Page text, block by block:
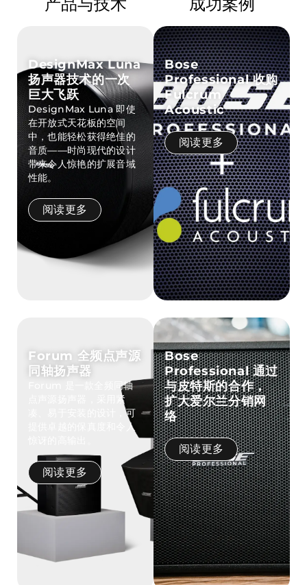
DesignMax Luna
扬声器技术的一次
巨大飞跃
DesignMax Luna 即使
在开放式天花板的空间
中，也能轻松获得绝佳的
音质——时尚现代的设计
带来令人惊艳的扩展音域
性能。
阅读更多
Forum 全频点声源
同轴扬声器
Forum 是一款全频同轴
点声源扬声器，采用紧
凑、易于安装的设计，可
提供卓越的保真度和令人
阅读更多
Bose
Professional 收购
Fulcrum
Acoustic
阅读更多
Bose
Professional 通过
与皮特斯的合作，
扩大爱尔兰分销网
络
阅读更多